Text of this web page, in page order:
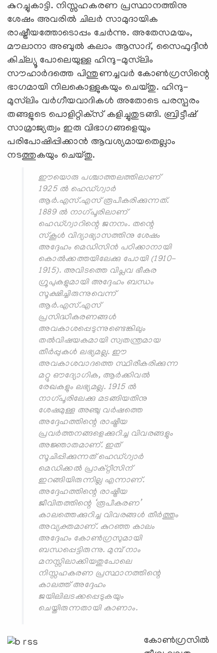
കുറച്ചുകാട്ടി. നിസ്സഹകരണ പ്രസ്ഥാനത്തിനു
ശേഷം അവരില്‍ ചിലര്‍ സാമുദായിക
രാഷ്ട്രീയത്തോടൊപ്പം ചേര്‍ന്നു. അതേസമയം,
മൗലാനാ അബുല്‍ കലാം ആസാദ്, സൈഫുദ്ദീന്‍
കിച്‌ല്യൂ പോലെയുള്ള ഹിന്ദു-മുസ്‌ലിം
സൗഹാര്‍ദത്തെ പിന്തുണച്ചവര്‍ കോണ്‍ഗ്രസിന്റെ
ഭാഗമായി നിലകൊള്ളുകയും ചെയ്തു. ഹിന്ദു-
മുസ്‌ലിം വര്‍ഗീയവാദികള്‍ അതോടെ പരസ്പരം
തങ്ങളുടെ പൊളിറ്റിക്‌സ് കളിച്ചുതുടങ്ങി. ബ്രിട്ടീഷ്
സാമ്രാജ്യത്വം ഇരു വിഭാഗങ്ങളെയും
പരിപോഷിപ്പിക്കാന്‍ ആവശ്യമായതെല്ലാം
നടത്തുകയും ചെയ്തു.
ഈയൊരു പശ്ചാത്തലത്തിലാണ്
1925 ല്‍ ഹെഡ്ഗ്വാര്‍
ആര്‍.എസ്.എസ് രൂപീകരിക്കുന്നത്.
1889 ല്‍ നാഗ്പൂരിലാണ്
ഹെഡ്ഗ്വാറിന്റെ ജനനം. തന്റെ
സ്‌കൂള്‍ വിദ്യാഭ്യാസത്തിനു ശേഷം
അദ്ദേഹം മെഡിസിന്‍ പഠിക്കാനായി
കൊല്‍ക്കത്തയിലേക്കു പോയി (1910-
1915). അവിടത്തെ വിപ്ലവ ഭീകര
ഗ്രൂപുകളുമായി അദ്ദേഹം ബന്ധം
സൂക്ഷിച്ചിരുന്നുവെന്ന്
ആര്‍.എസ്.എസ്
പ്രസിദ്ധീകരണങ്ങള്‍
അവകാശപ്പെടുന്നുണ്ടെങ്കിലും
തല്‍വിഷയകമായി സ്വതന്ത്രമായ
തീര്‍പ്പുകള്‍ ലഭ്യമല്ല. ഈ
അവകാശവാദത്തെ സ്ഥിരീകരിക്കുന്ന
മറ്റു ഔദ്യോഗിക, ആര്‍ക്കിവല്‍
രേഖകളും ലഭ്യമല്ല. 1915 ല്‍
നാഗ്പൂരിലേക്കു മടങ്ങിയതിനു
ശേഷമുള്ള അഞ്ചു വര്‍ഷത്തെ
അദ്ദേഹത്തിന്റെ രാഷ്ട്രീയ
പ്രവര്‍ത്തനങ്ങളെക്കുറിച്ച വിവരങ്ങളും
അജ്ഞാതമാണ്. ഇത്
സൂചിപ്പിക്കുന്നത് ഹെഡ്ഗ്വാര്‍
മെഡിക്കല്‍ പ്രാക്റ്റീസിന്
ഇറങ്ങിയിരുന്നില്ല എന്നാണ്.
അദ്ദേഹത്തിന്റെ രാഷ്ട്രീയ
ജീവിതത്തിന്റെ ‘രൂപീകരണ’
കാലത്തെക്കുറിച്ച വിവരങ്ങള്‍ തീര്‍ത്തും
അവ്യക്തമാണ്. കുറഞ്ഞ കാലം
അദ്ദേഹം കോണ്‍ഗ്രസുമായി
ബന്ധപ്പെട്ടിരുന്നു. മുമ്പ് നാം
മനസ്സിലാക്കിയതുപോലെ
നിസ്സഹകരണ പ്രസ്ഥാനത്തിന്റെ
കാലത്ത് അദ്ദേഹം
ജയിലിലടക്കപ്പെടുകയും
ചെയ്തിരുന്നതായി കാണാം.
കോണ്‍ഗ്രസില്‍